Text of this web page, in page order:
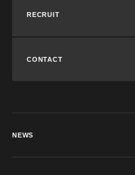
RECRUIT
CONTACT
NEWS